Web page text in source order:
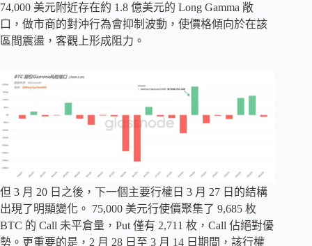
74,000 美元附近存在約 1.8 億美元的 Long Gamma 敞
口，做市商的對沖行為會抑制波動，使價格傾向於在該
區間震盪，客觀上形成阻力。
但 3 月 20 日之後，下一個主要行權日 3 月 27 日的結構
出現了明顯變化。 75,000 美元行使價聚集了 9,685 枚
BTC 的 Call 未平倉量，Put 僅有 2,711 枚，Call 佔絕對優
勢。更重要的是，2 月 28 日至 3 月 14 日期間，該行權